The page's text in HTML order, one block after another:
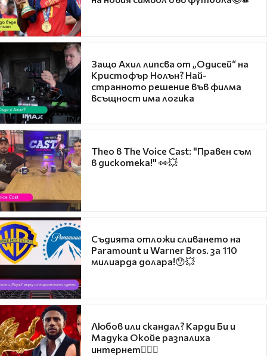
Защо Ахил липсва от „Одисей“ на
Кристофър Нолън? Най-
странното решение във филма
всъщност има логика
Theo в The Voice Cast: "Правен съм
в дискотека!" 👀💥
Съдията отложи сливането на
Paramount и Warner Bros. за 110
милиарда долара!😯💥
Любов или скандал? Карди Би и
Мадука Окойе разпалиха
интернет❤️‍🔥🔥